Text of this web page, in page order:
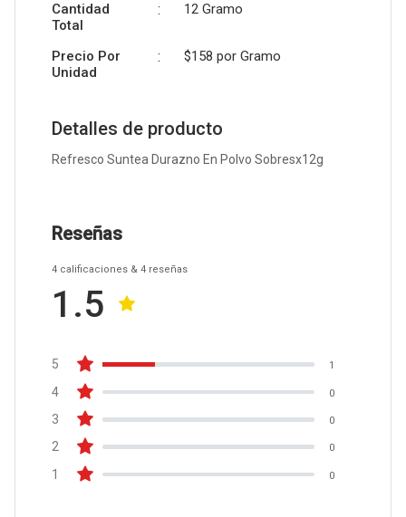
Cantidad
Total
: 12 Gramo
Precio Por
Unidad
: $158 por Gramo
Detalles de producto
Refresco Suntea Durazno En Polvo Sobresx12g
Reseñas
4 calificaciones & 4 reseñas
1.5
5 1
4 0
3 0
2 0
1 0